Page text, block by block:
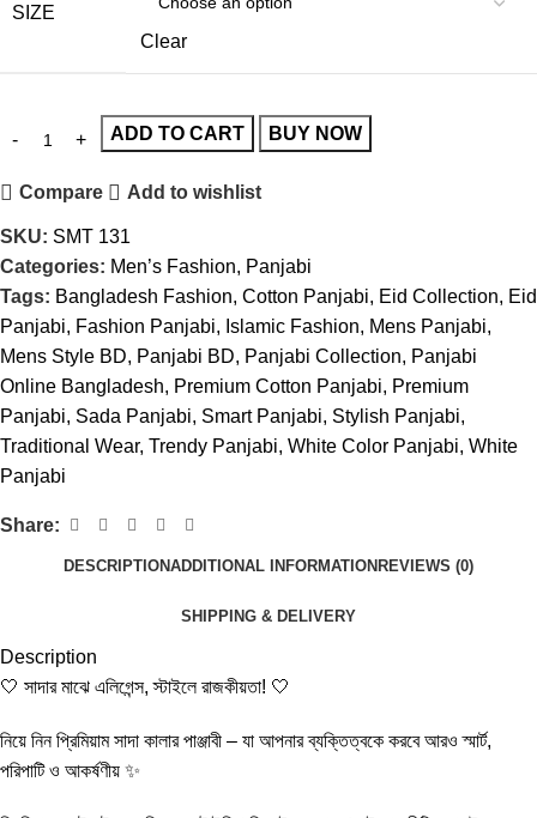
SIZE
Clear
ADD TO CART BUY NOW
Compare Add to wishlist
SKU: SMT 131
Categories: Men’s Fashion, Panjabi
Tags: Bangladesh Fashion, Cotton Panjabi, Eid Collection, Eid
Panjabi, Fashion Panjabi, Islamic Fashion, Mens Panjabi,
Mens Style BD, Panjabi BD, Panjabi Collection, Panjabi
Online Bangladesh, Premium Cotton Panjabi, Premium
Panjabi, Sada Panjabi, Smart Panjabi, Stylish Panjabi,
Traditional Wear, Trendy Panjabi, White Color Panjabi, White
Panjabi
Share:
DESCRIPTIONADDITIONAL INFORMATION REVIEWS (0)
SHIPPING & DELIVERY
Description
🤍 সাদার মাঝে এলিগেন্স, স্টাইলে রাজকীয়তা! 🤍
নিয়ে নিন প্রিমিয়াম সাদা কালার পাঞ্জাবী – যা আপনার ব্যক্তিত্বকে করবে আরও স্মার্ট,
পরিপাটি ও আকর্ষণীয় ✨